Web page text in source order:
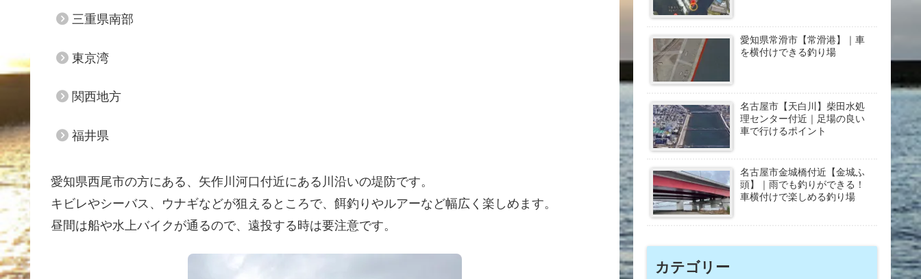
三重県南部
東京湾
関西地方
福井県
愛知県西尾市の方にある、矢作川河口付近にある川沿いの堤防です。
キビレやシーバス、ウナギなどが狙えるところで、餌釣りやルアーなど幅広く楽しめます。
昼間は船や水上バイクが通るので、遠投する時は要注意です。
愛知県常滑市【常滑港】｜車
を横付けできる釣り場
名古屋市【天白川】柴田水処
理センター付近｜足場の良い
車で行けるポイント
名古屋市金城橋付近【金城ふ
頭】｜雨でも釣りができる！
車横付けで楽しめる釣り場
カテゴリー